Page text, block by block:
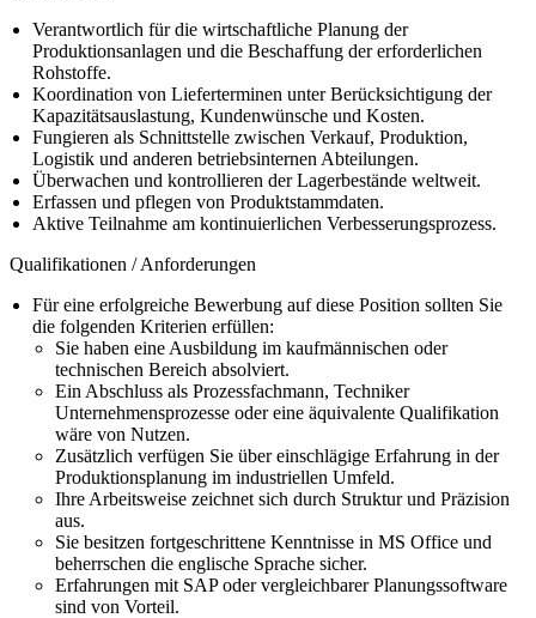
Verantwortlich für die wirtschaftliche Planung der
Produktionsanlagen und die Beschaffung der erforderlichen
Rohstoffe.
Koordination von Lieferterminen unter Berücksichtigung der
Kapazitätsauslastung, Kundenwünsche und Kosten.
Fungieren als Schnittstelle zwischen Verkauf, Produktion,
Logistik und anderen betriebsinternen Abteilungen.
Überwachen und kontrollieren der Lagerbestände weltweit.
Erfassen und pflegen von Produktstammdaten.
Aktive Teilnahme am kontinuierlichen Verbesserungsprozess.
Qualifikationen / Anforderungen
Für eine erfolgreiche Bewerbung auf diese Position sollten Sie
die folgenden Kriterien erfüllen:
Sie haben eine Ausbildung im kaufmännischen oder
technischen Bereich absolviert.
Ein Abschluss als Prozessfachmann, Techniker
Unternehmensprozesse oder eine äquivalente Qualifikation
wäre von Nutzen.
Zusätzlich verfügen Sie über einschlägige Erfahrung in der
Produktionsplanung im industriellen Umfeld.
Ihre Arbeitsweise zeichnet sich durch Struktur und Präzision
aus.
Sie besitzen fortgeschrittene Kenntnisse in MS Office und
beherrschen die englische Sprache sicher.
Erfahrungen mit SAP oder vergleichbarer Planungssoftware
sind von Vorteil.